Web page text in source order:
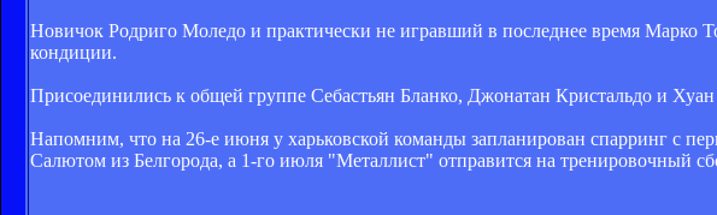
Новичок Родриго Моледо и практически не игравший в последнее время Марко
кондиции.
Присоединились к общей группе Себастьян Бланко, Джонатан Кристальдо и
Напомним, что на 26-е июня у харьковской команды запланирован спарринг с
Салютом из Белгорода, а 1-го июля "Металлист" отправится на тренировочный